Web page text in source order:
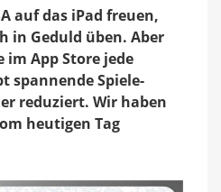
auf das iPad freuen,
in Geduld üben. Aber
App Store jede
spannende Spiele-
reduziert. Wir haben
heutigen Tag